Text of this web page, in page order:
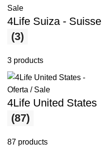
4Life Suiza - Suisse
(3)
3 products
4Life United States
(87)
87 products